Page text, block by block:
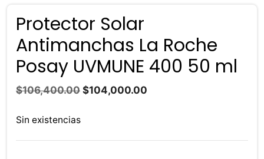
Protector Solar
Antimanchas La Roche
Posay UVMUNE 400 50 ml
$106,400.00 El
$104,000.00
Sin existencias